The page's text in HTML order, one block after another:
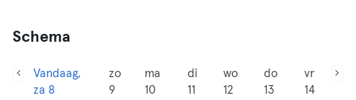
Schema
Vandaag,
za 8
zo
9
ma
10
di
11
wo
12
do
13
vr
14